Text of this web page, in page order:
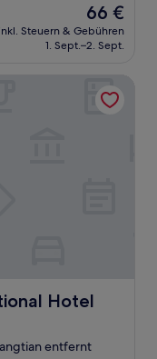
Der
Preis
beträgt
66 €
inkl. Steuern & Gebühren
1. Sept.–2. Sept.
Hotel
entfernt